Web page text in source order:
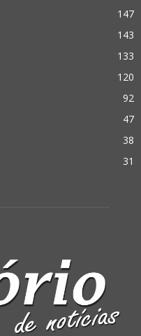
147
143
133
120
92
47
38
31